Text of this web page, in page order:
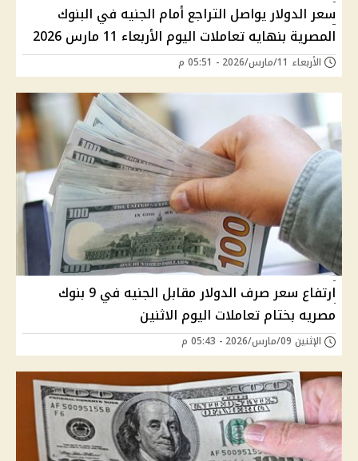
سعر الدولار يواصل التراجع أمام الجنيه في البنوك
المصرية بنهايه تعاملات اليوم الأربعاء 11 مارس 2026
الأربعاء 11/مارس/2026 - 05:51 م
ارتفاع سعر صرف الدولار مقابل الجنيه في 9 بنوك
مصريه بختام تعاملات اليوم الاثنين
الإثنين 09/مارس/2026 - 05:43 م